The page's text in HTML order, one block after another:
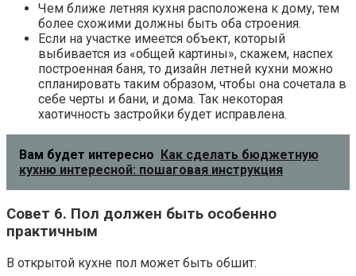
Чем ближе летняя кухня расположена к дому, тем
более схожими должны быть оба строения.
Если на участке имеется объект, который
выбивается из «общей картины», скажем, наспех
построенная баня, то дизайн летней кухни можно
спланировать таким образом, чтобы она сочетала в
себе черты и бани, и дома. Так некоторая
хаотичность застройки будет исправлена.
Вам будет интересно
Как сделать бюджетную
кухню интересной: пошаговая инструкция
Совет 6. Пол должен быть особенно
практичным
В открытой кухне пол может быть обшит: